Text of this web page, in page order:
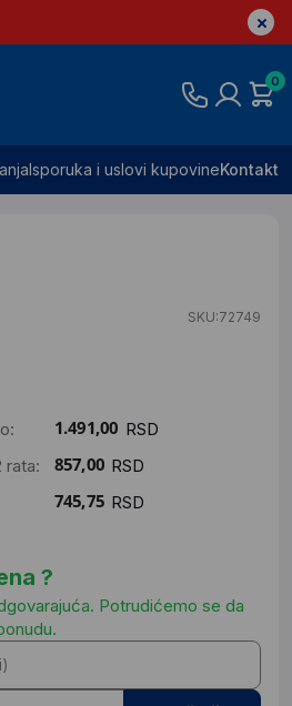
0
Isporuka i uslovi kupovineKontakt
SKU:72749
RSD
rata:
RSD
RSD
?
Potrudićemo se da